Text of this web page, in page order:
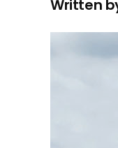
Written